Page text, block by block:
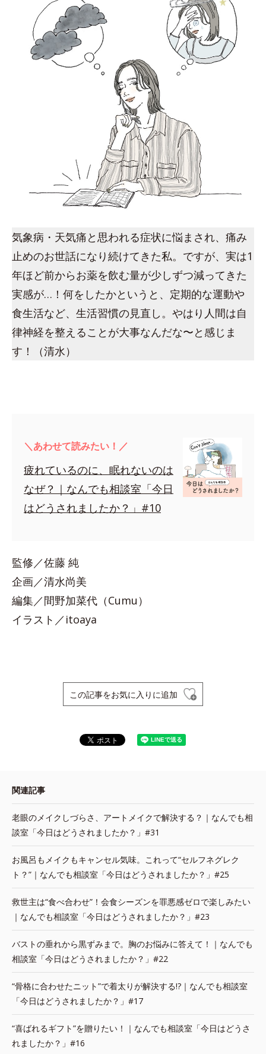
気象病・天気痛と思われる症状に悩まされ、痛み
止めのお世話になり続けてきた私。ですが、実は1
年ほど前からお薬を飲む量が少しずつ減ってきた
実感が…！何をしたかというと、定期的な運動や
食生活など、生活習慣の見直し。やはり人間は自
律神経を整えることが大事なんだな〜と感じま
す！（清水）
＼あわせて読みたい！／
疲れているのに、眠れないのは
なぜ？｜なんでも相談室「今日
はどうされましたか？」#10
監修／佐藤 純
企画／清水尚美
編集／間野加菜代（Cumu）
イラスト／itoaya
この記事をお気に入りに追加
関連記事
老眼のメイクしづらさ、アートメイクで解決する？｜なんでも相
談室「今日はどうされましたか？」#31
お風呂もメイクもキャンセル気味。これって“セルフネグレク
ト？”｜なんでも相談室「今日はどうされましたか？」#25
救世主は“食べ合わせ”！会食シーズンを罪悪感ゼロで楽しみたい
｜なんでも相談室「今日はどうされましたか？」#23
バストの垂れから黒ずみまで。胸のお悩みに答えて！｜なんでも
相談室「今日はどうされましたか？」#22
“骨格に合わせたニット”で着太りが解決する!?｜なんでも相談室
「今日はどうされましたか？」#17
“喜ばれるギフト”を贈りたい！｜なんでも相談室「今日はどうさ
れましたか？」#16